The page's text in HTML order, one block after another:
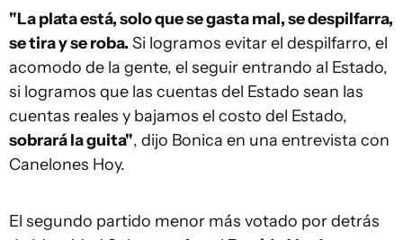
"La plata está, solo que se gasta mal, se despilfarra,
se tira y se roba. Si logramos evitar el despilfarro, el
acomodo de la gente, el seguir entrando al Estado,
si logramos que las cuentas del Estado sean las
cuentas reales y bajamos el costo del Estado,
sobrará la guita", dijo Bonica en una entrevista con
Canelones Hoy.
El segundo partido menor más votado por detrás